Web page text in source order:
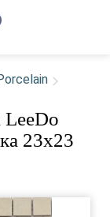
LeeDo
23x23